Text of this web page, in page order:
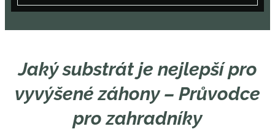
Jaký substrát je nejlepší pro
vyvýšené záhony – Průvodce
pro zahradníky